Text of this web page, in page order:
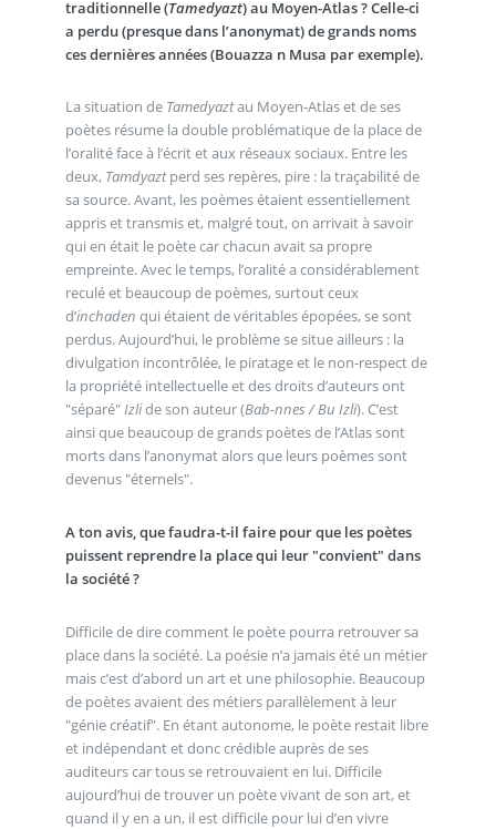
traditionnelle (Tamedyazt) au Moyen-Atlas ? Celle-ci
a perdu (presque dans l’anonymat) de grands noms
ces dernières années (Bouazza n Musa par exemple).
La situation de Tamedyaztau Moyen-Atlas et de ses
poètes résume la double problématique de la place de
l’oralité face à l’écrit et aux réseaux sociaux. Entre les
deux, Tamdyaztperd ses repères, pire : la traçabilité de
sa source. Avant, les poèmes étaient essentiellement
appris et transmis et, malgré tout, on arrivait à savoir
qui en était le poète car chacun avait sa propre
empreinte. Avec le temps, l’oralité a considérablement
reculé et beaucoup de poèmes, surtout ceux
d’inchaden qui étaient de véritables épopées, se sont
perdus. Aujourd’hui, le problème se situe ailleurs : la
divulgation incontrôlée, le piratage et le non-respect de
la propriété intellectuelle et des droits d’auteurs ont
"séparé"Izlide son auteur (Bab-nnes / Bu Izli). C’est
ainsi que beaucoup de grands poètes de l’Atlas sont
morts dans l’anonymat alors que leurs poèmes sont
devenus "éternels".
A ton avis, que faudra-t-il faire pour que les poètes
puissent reprendre la place qui leur "convient" dans
la société ?
Difficile de dire comment le poète pourra retrouver sa
place dans la société. La poésie n’a jamais été un métier
mais c’est d’abord un art et une philosophie. Beaucoup
de poètes avaient des métiers parallèlement à leur
"génie créatif". En étant autonome, le poète restait libre
et indépendant et donc crédible auprès de ses
auditeurs car tous se retrouvaient en lui. Difficile
aujourd’hui de trouver un poète vivant de son art, et
quand il y en a un, il est difficile pour lui d’en vivre